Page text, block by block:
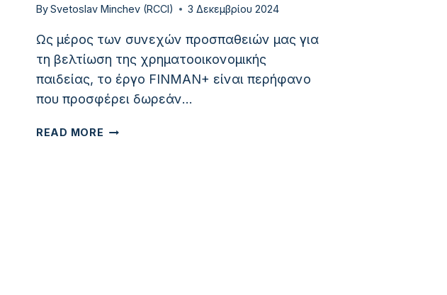
BySvetoslav Minchev (RCCI) 3 Δεκεμβρίου 2024
Ως μέρος των συνεχών προσπαθειών μας για
τη βελτίωση της χρηματοοικονομικής
παιδείας, το έργο FINMAN+ είναι περήφανο
που προσφέρει δωρεάν…
READ MORE ΔΩΡΕΆΝ